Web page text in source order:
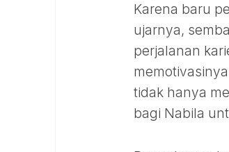
Karena baru
ujarnya,
perjalanan
tidak hanya
bagi Nabila